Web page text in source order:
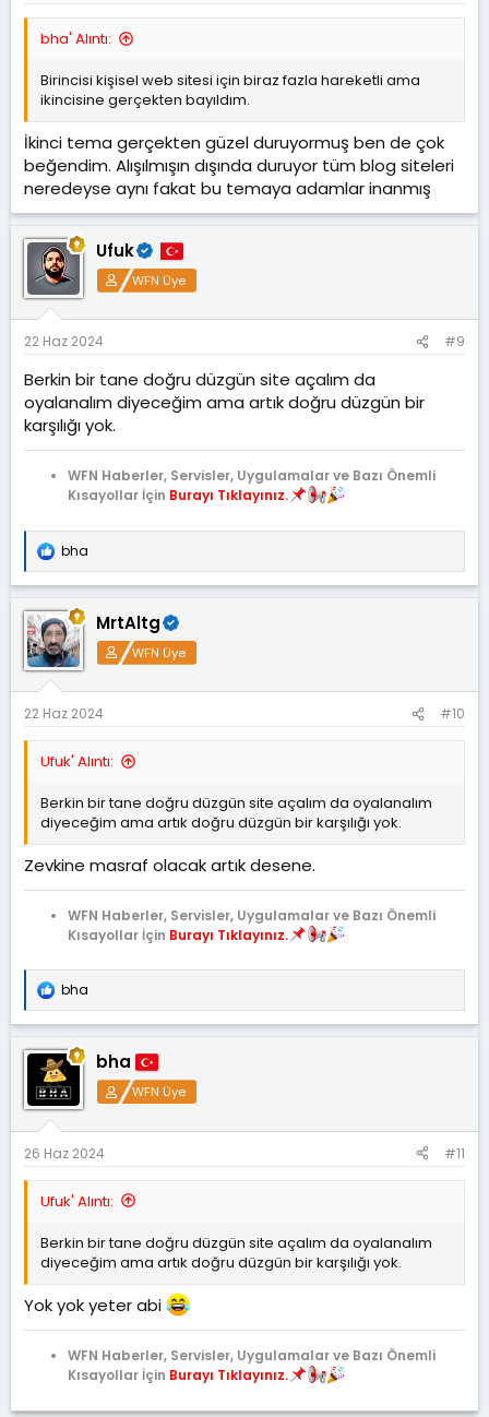
bha' Alıntı:
Birincisi kişisel web sitesi için biraz fazla hareketli ama
ikincisine gerçekten bayıldım.
İkinci tema gerçekten güzel duruyormuş ben de çok
beğendim. Alışılmışın dışında duruyor tüm blog siteleri
neredeyse aynı fakat bu temaya adamlar inanmış
Ufuk
WFN Üye
22 Haz 2024 #9
Berkin bir tane doğru düzgün site açalım da
oyalanalım diyeceğim ama artık doğru düzgün bir
karşılığı yok.
WFN Haberler, Servisler, Uygulamalar ve Bazı Önemli
Kısayollar İçin Burayı Tıklayınız.
T
e
p
k
i
l
e
:
bha
MrtAltg
WFN Üye
22 Haz 2024 #10
Ufuk' Alıntı:
Berkin bir tane doğru düzgün site açalım da oyalanalım
diyeceğim ama artık doğru düzgün bir karşılığı yok.
Zevkine masraf olacak artık desene.
WFN Haberler, Servisler, Uygulamalar ve Bazı Önemli
Kısayollar İçin Burayı Tıklayınız.
T
e
p
k
l
e
:
bha
bha
WFN Üye
26 Haz 2024 #11
Ufuk' Alıntı:
Berkin bir tane doğru düzgün site açalım da oyalanalım
diyeceğim ama artık doğru düzgün bir karşılığı yok.
Yok yok yeter abi
WFN Haberler, Servisler, Uygulamalar ve Bazı Önemli
Kısayollar İçin Burayı Tıklayınız.